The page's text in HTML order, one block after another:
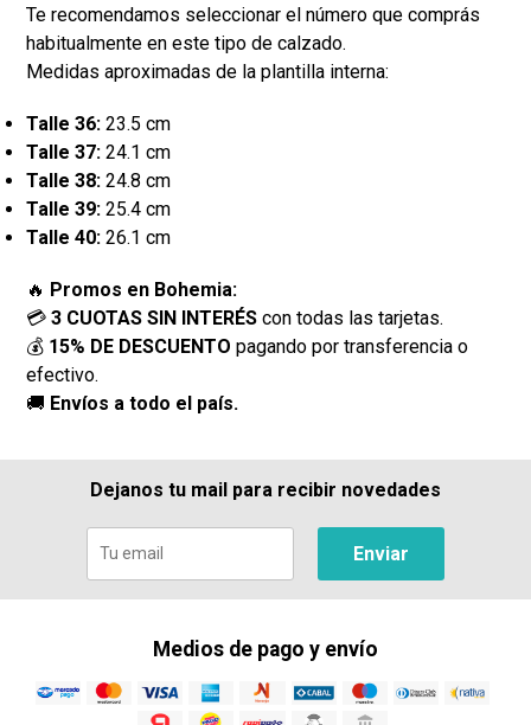
Te recomendamos seleccionar el número que comprás
habitualmente en este tipo de calzado.
Medidas aproximadas de la plantilla interna:
Talle 36: 23.5 cm
Talle 37: 24.1 cm
Talle 38: 24.8 cm
Talle 39: 25.4 cm
Talle 40: 26.1 cm
🔥 Promos en Bohemia:
💳3 CUOTAS SIN INTERÉS con todas las tarjetas.
💰 15% DE DESCUENTO pagando por transferencia o
efectivo.
🚚 Envíos a todo el país.
Dejanos tu mail para recibir novedades
Enviar
Medios de pago y envío